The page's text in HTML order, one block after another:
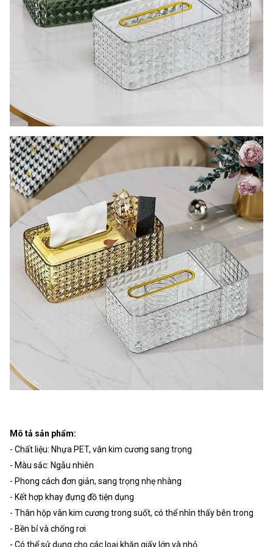
Mô tả sản phẩm:
- Chất liệu: Nhựa PET, vân kim cương sang trọng
- Màu sắc: Ngẫu nhiên
- Phong cách đơn giản, sang trọng nhẹ nhàng
- Kết hợp khay đựng đồ tiện dụng
- Thân hộp vân kim cương trong suốt, có thể nhìn thấy bên trong
- Bền bỉ và chống rơi
- Có thể sử dụng cho các loại khăn giấy lớn và nhỏ